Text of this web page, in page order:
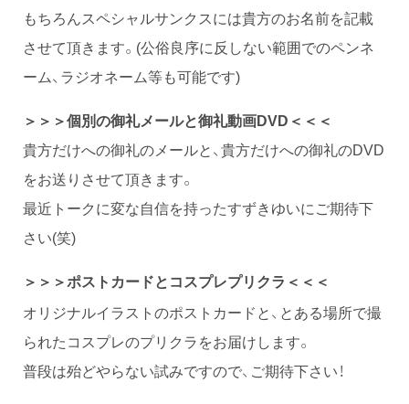
もちろんスペシャルサンクスには貴方のお名前を記載
させて頂きます。(公俗良序に反しない範囲でのペンネ
ーム、ラジオネーム等も可能です)
＞＞＞個別の御礼メールと御礼動画DVD＜＜＜
貴方だけへの御礼のメールと、貴方だけへの御礼のDVD
をお送りさせて頂きます。
最近トークに変な自信を持ったすずきゆいにご期待下
さい(笑)
＞＞＞ポストカードとコスプレプリクラ＜＜＜
オリジナルイラストのポストカードと、とある場所で撮
られたコスプレのプリクラをお届けします。
普段は殆どやらない試みですので、ご期待下さい！